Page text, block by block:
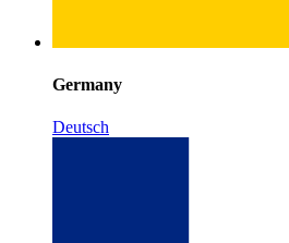
Germany
Deutsch